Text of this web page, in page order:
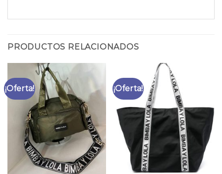
PRODUCTOS RELACIONADOS
¡Oferta! ¡Oferta!